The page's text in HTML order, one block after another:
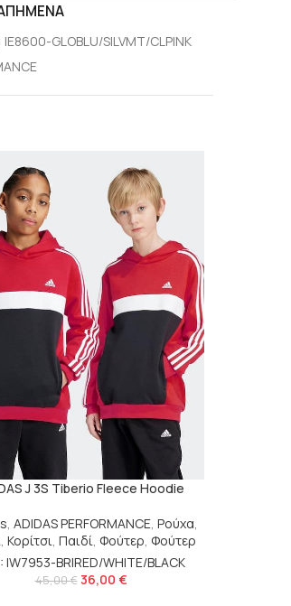
IE8600-GLOBLU/SILVMT/CLPINK
J 3S Tiberio Fleece Hoodie
, ADIDAS PERFORMANCE, Ρούχα,
, Κορίτσι, Παιδί, Φούτερ, Φούτερ
IW7953-BRIRED/WHITE/BLACK
45,00€ 36,00 €